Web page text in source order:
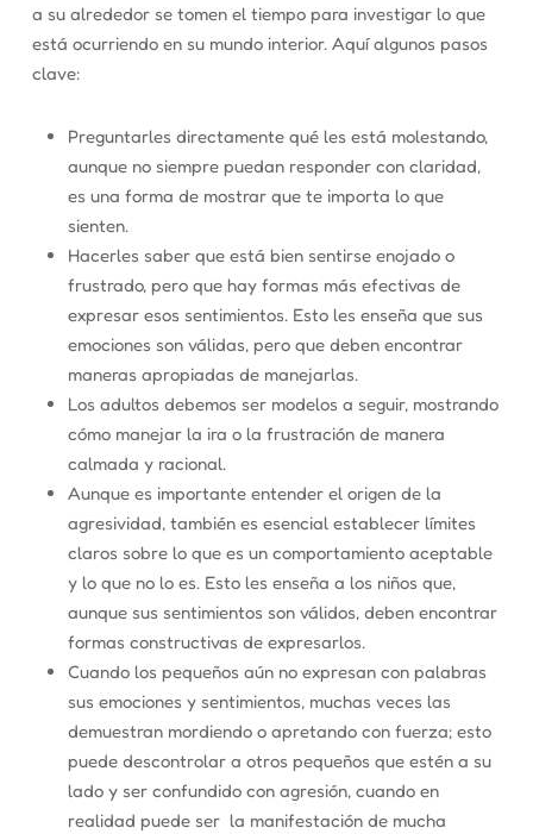
a su alrededor se tomen el tiempo para investigar lo que
está ocurriendo en su mundo interior. Aquí algunos pasos
clave:
Preguntarles directamente qué les está molestando,
aunque no siempre puedan responder con claridad,
es una forma de mostrar que te importa lo que
sienten.
Hacerles saber que está bien sentirse enojado o
frustrado, pero que hay formas más efectivas de
expresar esos sentimientos. Esto les enseña que sus
emociones son válidas, pero que deben encontrar
maneras apropiadas de manejarlas.
Los adultos debemos ser modelos a seguir, mostrando
cómo manejar la ira o la frustración de manera
calmada y racional.
Aunque es importante entender el origen de la
agresividad, también es esencial establecer límites
claros sobre lo que es un comportamiento aceptable
y lo que no lo es. Esto les enseña a los niños que,
aunque sus sentimientos son válidos, deben encontrar
formas constructivas de expresarlos.
Cuando los pequeños aún no expresan con palabras
sus emociones y sentimientos, muchas veces las
demuestran mordiendo o apretando con fuerza; esto
puede descontrolar a otros pequeños que estén a su
lado y ser confundido con agresión, cuando en
realidad puede ser la manifestación de mucha